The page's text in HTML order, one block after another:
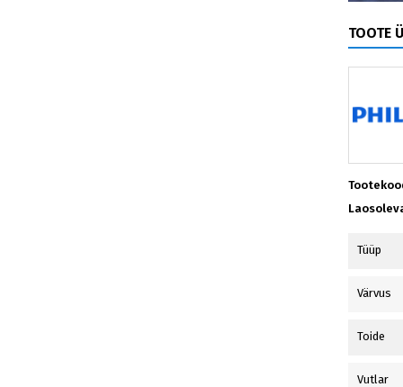
TOOTE
Tüüp
Värvus
Toide
Vutlar